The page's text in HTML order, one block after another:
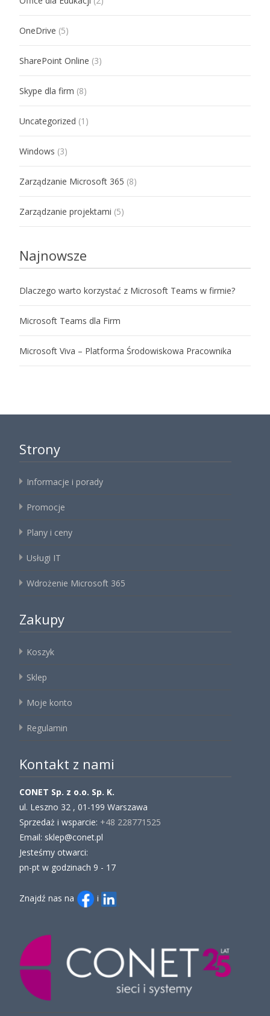
OneDrive (5)
SharePoint Online (3)
Skype dla firm (8)
Uncategorized (1)
Windows (3)
Zarządzanie Microsoft 365 (8)
Zarządzanie projektami (5)
Najnowsze
Dlaczego warto korzystać z Microsoft Teams w firmie?
Microsoft Teams dla Firm
Microsoft Viva – Platforma Środowiskowa Pracownika
Strony
Informacje i porady
Promocje
Plany i ceny
Usługi IT
Wdrożenie Microsoft 365
Zakupy
Koszyk
Sklep
Moje konto
Regulamin
Kontakt z nami
CONET Sp. z o.o. Sp. K.
ul. Leszno 32 , 01-199 Warszawa
Sprzedaż i wsparcie: +48 228771525
Email: sklep@conet.pl
Jesteśmy otwarci:
pn-pt w godzinach 9 - 17
Znajdź nas na i